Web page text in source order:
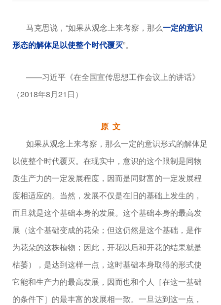
马克思说，“如果从观念上来考察，那么一定的意识
形态的解体足以使整个时代覆灭”。
——习近平《在全国宣传思想工作会议上的讲话》
（2018年8月21日）
原 文
如果从观念上来考察，那么一定的意识形式的解体足
以使整个时代覆灭。在现实中，意识的这个限制是同物
质生产力的一定发展程度，因而是同财富的一定发展程
度相适应的。当然，发展不仅是在旧的基础上发生的，
而且就是这个基础本身的发展。这个基础本身的最高发
展（这个基础变成的花朵；但这仍然是这个基础，是作
为花朵的这株植物；因此，开花以后和开花的结果就是
枯萎），是达到这样一点，这时基础本身取得的形式使
它能和生产力的最高发展，因而也和个人［在这一基础
的条件下］的最丰富的发展相一致。一旦达到这一点，